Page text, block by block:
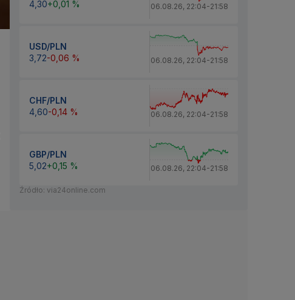
4,30+0,01 % 06.08.26, 22:04-21:58
USD/PLN
3,72-0,06 % 06.08.26, 22:04-21:58
CHF/PLN
4,60-0,14 % 06.08.26, 22:04-21:58
GBP/PLN
5,02+0,15 % 06.08.26, 22:04-21:58
Źródło: via24online.com